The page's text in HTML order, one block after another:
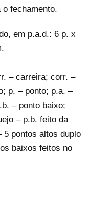
fechamento.
em p.a.d.: 6 p. x
– carreira; corr. –
p. – ponto; p.a. –
– ponto baixo;
– p.b. feito da
5 pontos altos duplo
baixos feitos no